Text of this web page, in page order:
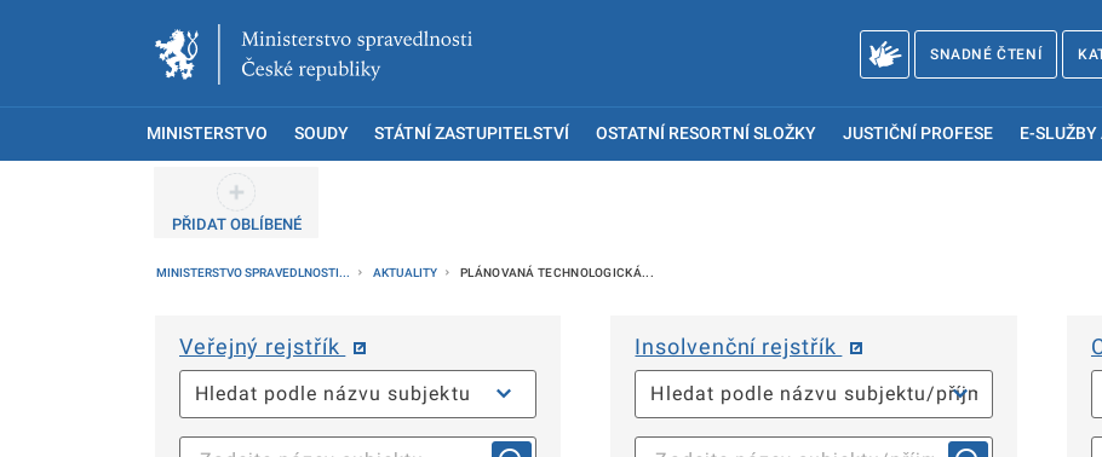
SNADNÉ ČTENÍ
MINISTERSTVO SOUDY STÁTNÍ ZASTUPITELSTVÍ OSTATNÍ RESORTNÍ SLOŽKY JUSTIČNÍ PROFESE E-SLUŽBY
PŘIDAT OBLÍBENÉ
MINISTERSTVO SPRAVEDLNOSTI... AKTUALITY PLÁNOVANÁ TECHNOLOGICKÁ...
Veřejný rejstřík Insolvenční rejstřík